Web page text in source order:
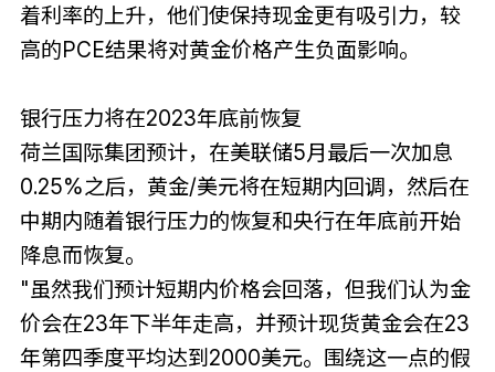
着利率的上升，他们使保持现金更有吸引力，较
高的PCE结果将对黄金价格产生负面影响。
银行压力将在2023年底前恢复
荷兰国际集团预计，在美联储5月最后一次加息
0.25%之后，黄金/美元将在短期内回调，然后在
中期内随着银行压力的恢复和央行在年底前开始
降息而恢复。
"虽然我们预计短期内价格会回落，但我们认为金
价会在23年下半年走高，并预计现货黄金会在23
年第四季度平均达到2000美元。围绕这一点的假